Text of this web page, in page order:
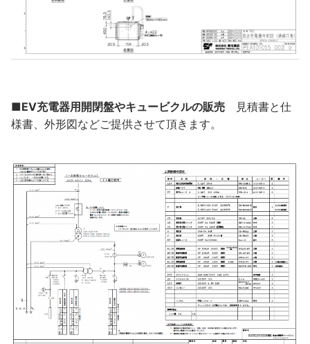
■EV充電器用開閉盤やキュービクルの販売 見積書と仕
様書、外形図などご提供させて頂きます。